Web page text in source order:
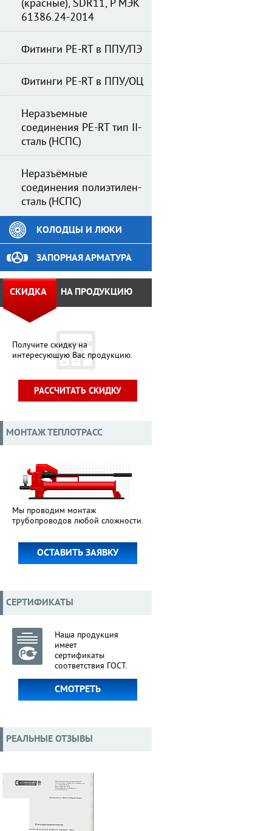
(красные), SDR11, Р МЭК
61386.24-2014
Фитинги PE-RT в ППУ/ПЭ
Фитинги PE-RT в ППУ/ОЦ
Неразъемные
соединения PE-RT тип II-
сталь (НСПС)
Неразъёмные
соединения полиэтилен-
сталь (НСПС)
КОЛОДЦЫ И ЛЮКИ
ЗАПОРНАЯ АРМАТУРА
Получите скидку на
интересующую Вас продукцию.
СКИДКА НА ПРОДУКЦИЮ
РАССЧИТАТЬ СКИДКУ
МОНТАЖ ТЕПЛОТРАСС
Мы проводим монтаж
трубопроводов любой сложности.
ОСТАВИТЬ ЗАЯВКУ
СЕРТИФИКАТЫ
Наша продукция
имеет
сертификаты
соответствия ГОСТ.
СМОТРЕТЬ
РЕАЛЬНЫЕ ОТЗЫВЫ